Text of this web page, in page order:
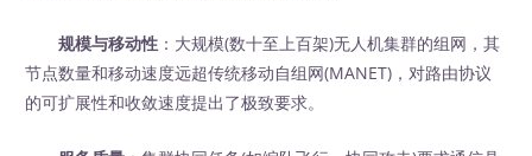
规模与移动性 ：大规模(数十至上百架)无人机集群的组网，其
节点数量和移动速度远超传统移动自组网(MANET)，对路由协议
的可扩展性和收敛速度提出了极致要求。